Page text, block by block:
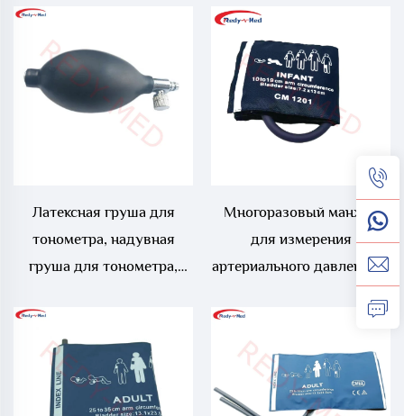
шлангом, манжет для
неинвазивного измерения
артериального давления
(NIBP) для
новорожденных
шлангами, манжет для
неинвазивного измерения
артериального давления
(NIBP) для
новорожденных
Латексная груша для
тонометра, надувная
груша для тонометра,
клапаном, ручной
надувной баллон,
резиновая ПВХ-груша
Многоразовый манжет
для измерения
артериального давления у
грудных детей с одним
шлангом, манжет для
неинвазивного измерения
артериального давления